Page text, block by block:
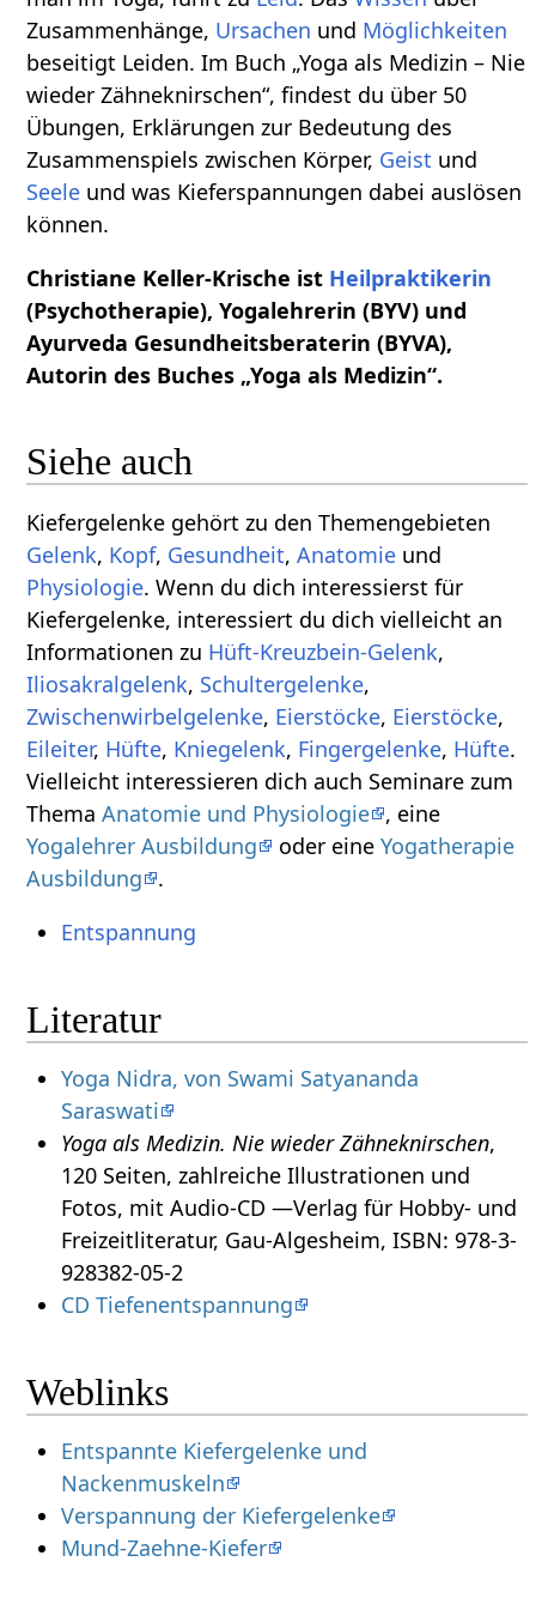
Zusammenhänge, Ursachen und Möglichkeiten
beseitigt Leiden. Im Buch „Yoga als Medizin – Nie
wieder Zähneknirschen“, findest du über 50
Übungen, Erklärungen zur Bedeutung des
Zusammenspiels zwischen Körper, Geist und
Seele und was Kieferspannungen dabei auslösen
können.
Christiane Keller-Krische ist Heilpraktikerin
(Psychotherapie), Yogalehrerin (BYV) und
Ayurveda Gesundheitsberaterin (BYVA),
Autorin des Buches „Yoga als Medizin“.
Siehe auch
Kiefergelenke gehört zu den Themengebieten
Gelenk, Kopf, Gesundheit,Anatomie und
Physiologie. Wenn du dich interessierst für
Kiefergelenke, interessiert du dich vielleicht an
Informationen zu Hüft-Kreuzbein-Gelenk,
Iliosakralgelenk, Schultergelenke,
Zwischenwirbelgelenke, Eierstöcke, Eierstöcke,
Eileiter, Hüfte, Kniegelenk, Fingergelenke, Hüfte.
Vielleicht interessieren dich auch Seminare zum
ThemaAnatomie und Physiologie , eine
Yogalehrer Ausbildung
oder eineYogatherapie
Ausbildung
.
Entspannung
Literatur
Yoga Nidra, von Swami Satyananda
Saraswati
Yoga als Medizin. Nie wieder Zähneknirschen,
120 Seiten, zahlreiche Illustrationen und
Fotos, mit Audio-CD —Verlag für Hobby- und
Freizeitliteratur, Gau-Algesheim, ISBN: 978-3-
928382-05-2
CD Tiefenentspannung
Weblinks
Entspannte Kiefergelenke und
Nackenmuskeln
Verspannung der Kiefergelenke
Mund-Zaehne-Kiefer